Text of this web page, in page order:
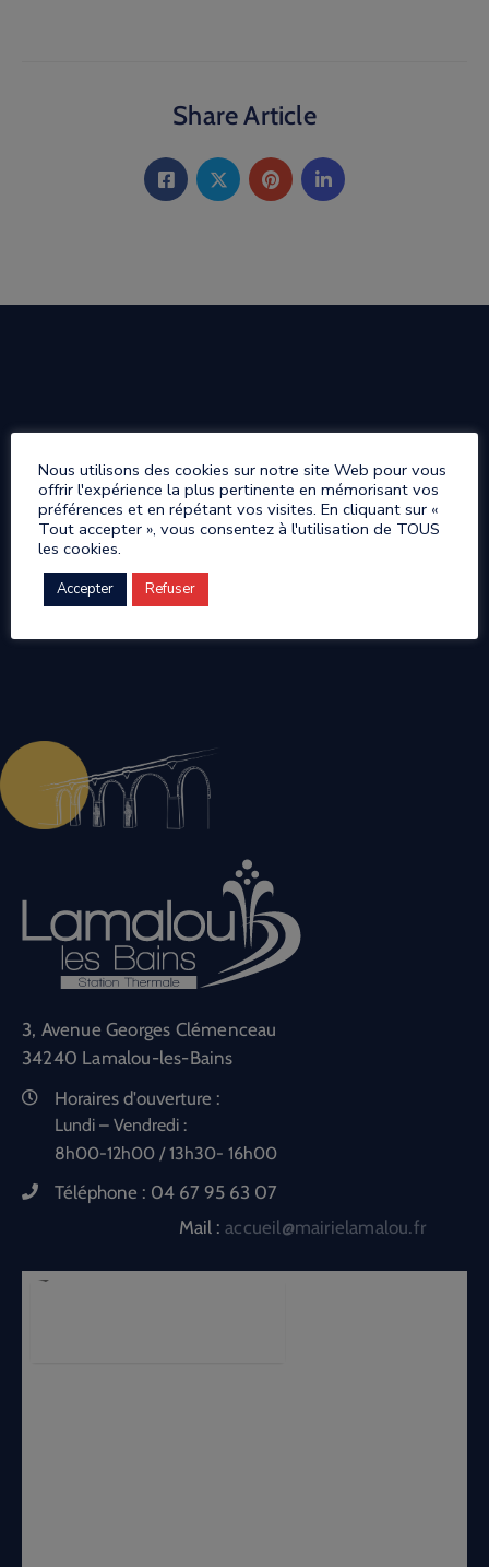
Share Article
3, Avenue Georges Clémenceau
34240 Lamalou-les-Bains
Horaires d'ouverture :
Lundi – Vendredi :
8h00-12h00 / 13h30- 16h00
Téléphone : 04 67 95 63 07
Mail :accueil@mairielamalou.fr
Nous utilisons des cookies sur notre site Web pour vous
offrir l'expérience la plus pertinente en mémorisant vos
préférences et en répétant vos visites. En cliquant sur «
Tout accepter », vous consentez à l'utilisation de TOUS
les cookies.
Accepter Refuser